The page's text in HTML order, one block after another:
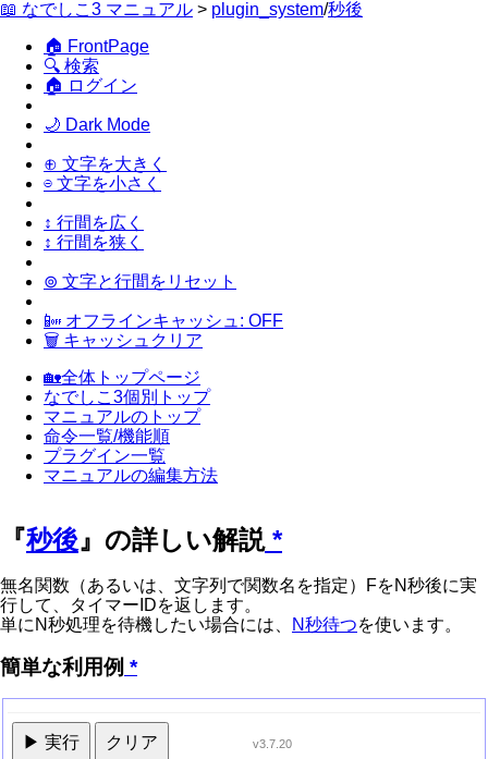
📖 なでしこ3 マニュアル > plugin_system/秒後
🏠 FrontPage
🔍 検索
🏠 ログイン
🌙 Dark Mode
⊕ 文字を大きく
⊖ 文字を小さく
↕ 行間を広く
↕ 行間を狭く
⊚ 文字と行間をリセット
📴 オフラインキャッシュ: OFF
🗑 キャッシュクリア
🏡全体トップページ
なでしこ3個別トップ
マニュアルのトップ
命令一覧/機能順
プラグイン一覧
マニュアルの編集方法
『秒後』の詳しい解説*
無名関数（あるいは、文字列で関数名を指定）FをN秒後に実
行して、タイマーIDを返します。
単にN秒処理を待機したい場合には、
N秒待つを使います。
簡単な利用例 *
▶ 実行 クリア v3.7.20